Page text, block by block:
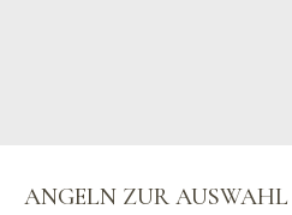
ANGELN ZUR AUSWAHL